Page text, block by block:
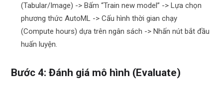
(Tabular/Image) -> Bấm “Train new model” -> Lựa chọn
phương thức AutoML -> Cấu hình thời gian chạy
(Compute hours) dựa trên ngân sách -> Nhấn nút bắt đầu
huấn luyện.
Bước 4: Đánh giá mô hình (Evaluate)